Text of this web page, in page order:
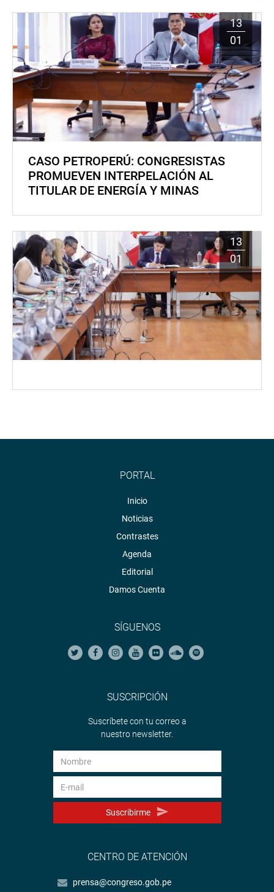
13
01
CASO PETROPERÚ: CONGRESISTAS
PROMUEVEN INTERPELACIÓN AL
TITULAR DE ENERGÍA Y MINAS
13
01
PORTAL
Inicio
Noticias
Contrastes
Agenda
Editorial
Damos Cuenta
SÍGUENOS
SUSCRIPCIÓN
Suscríbete con tu correo a
nuestro newsletter.
Suscribirme
CENTRO DE ATENCIÓN
prensa@congreso.gob.pe